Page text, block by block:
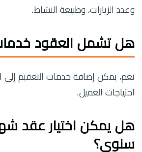
وعدد الزيارات، وطبيعة النشاط.
هل تشمل العقود
نعم، يمكن إضافة خدمات التعقيم
احتياجات العميل.
هل يمكن اختيار عقد
سنوي؟